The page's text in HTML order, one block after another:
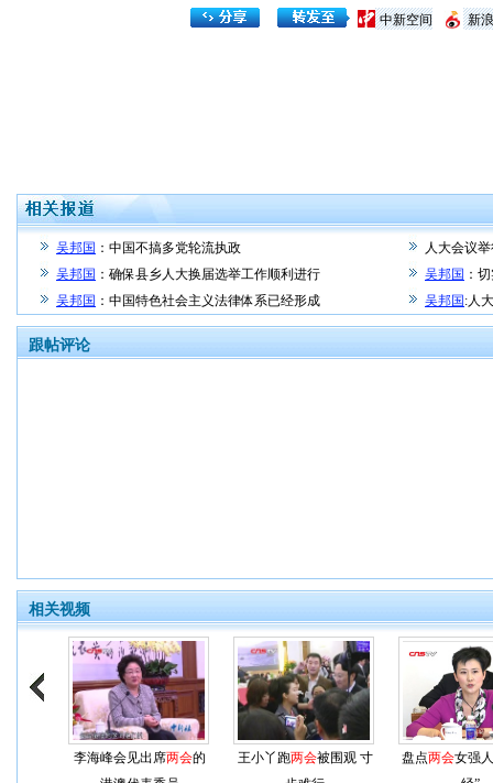
新
中新空间
吴邦国 ：中国不搞多党轮流执政
人大会议
吴邦国 ：确保县乡人大换届选举工作顺利进行 吴邦国 ：
吴邦国 ：中国特色社会主义法律体系已经形成 吴邦国 :人
跟帖评论
相关视频
李海峰会见出席两会的
王小丫跑两会被围观 寸
盘点两会女强